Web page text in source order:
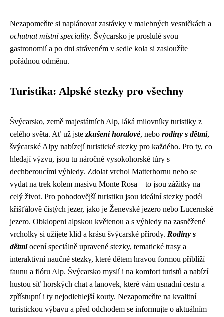
Nezapomeňte si naplánovat zastávky v malebných vesničkách a
ochutnat místní speciality. Švýcarsko je proslulé svou
gastronomií a po dni stráveném v sedle kola si zasloužíte
pořádnou odměnu.
Turistika: Alpské stezky pro všechny
Švýcarsko, země majestátních Alp, láká milovníky turistiky z
celého světa. Ať už jste zkušení horalové, nebo rodiny s dětmi,
švýcarské Alpy nabízejí turistické stezky pro každého. Pro ty, co
hledají výzvu, jsou tu náročné vysokohorské túry s
dechberoucími výhledy. Zdolat vrchol Matterhornu nebo se
vydat na trek kolem masivu Monte Rosa – to jsou zážitky na
celý život. Pro pohodovější turistiku jsou ideální stezky podél
křišťálově čistých jezer, jako je Ženevské jezero nebo Lucernské
jezero. Obklopeni alpskou květenou a s výhledy na zasněžené
vrcholky si užijete klid a krásu švýcarské přírody. Rodiny s
dětmiocení speciálně upravené stezky, tematické trasy a
interaktivní naučné stezky, které dětem hravou formou přiblíží
faunu a flóru Alp. Švýcarsko myslí i na komfort turistů a nabízí
hustou síť horských chat a lanovek, které vám usnadní cestu a
zpřístupní i ty nejodlehlejší kouty. Nezapomeňte na kvalitní
turistickou výbavu a před odchodem se informujte o aktuálním